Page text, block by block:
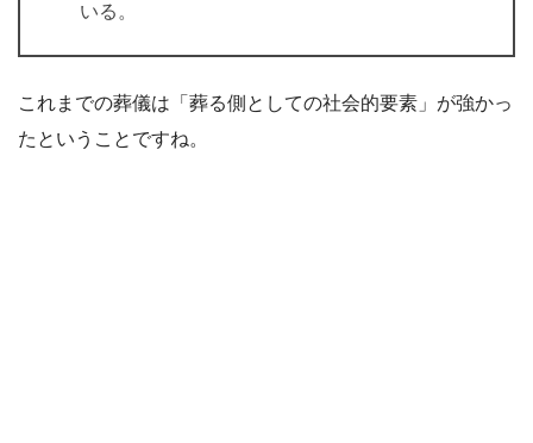
いる。
これまでの葬儀は「葬る側としての社会的要素」が強かっ
たということですね。